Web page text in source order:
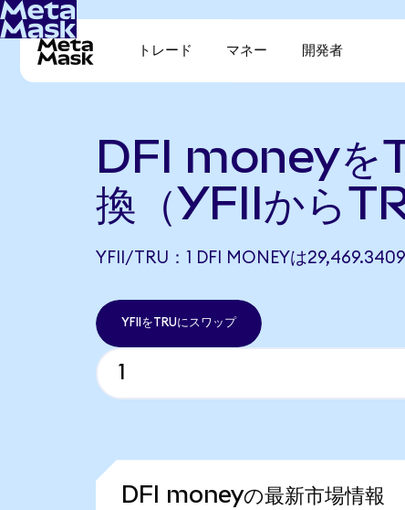
トレード マネー 開発者
DFI moneyを
換（YFIIから
YFII/TRU：1 DFI MONEYは
YFIIをTRUにスワップ
DFI moneyの最新市場情報